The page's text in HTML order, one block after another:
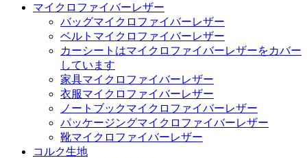
マイクロファイバーレザー
バッグマイクロファイバーレザー
ベルトマイクロファイバーレザー
カーシートはマイクロファイバーレザーをカバー
しています
家具マイクロファイバーレザー
衣服マイクロファイバーレザー
ノートブックマイクロファイバーレザー
パッケージングマイクロファイバーレザー
靴マイクロファイバーレザー
コルク生地